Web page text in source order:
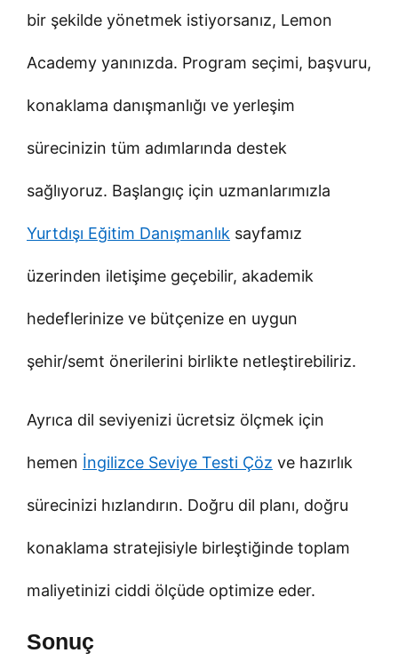
bir şekilde yönetmek istiyorsanız, Lemon
Academy yanınızda. Program seçimi, başvuru,
konaklama danışmanlığı ve yerleşim
sürecinizin tüm adımlarında destek
sağlıyoruz. Başlangıç için uzmanlarımızla
Yurtdışı Eğitim Danışmanlık sayfamız
üzerinden iletişime geçebilir, akademik
hedeflerinize ve bütçenize en uygun
şehir/semt önerilerini birlikte netleştirebiliriz.
Ayrıca dil seviyenizi ücretsiz ölçmek için
hemen İngilizce Seviye Testi Çöz ve hazırlık
sürecinizi hızlandırın. Doğru dil planı, doğru
konaklama stratejisiyle birleştiğinde toplam
maliyetinizi ciddi ölçüde optimize eder.
Sonuç